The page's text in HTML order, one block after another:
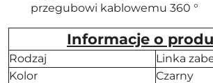
przegubowi kablowemu 360 °
Informacje o
Rodzaj
Linka
Kolor
Czarny